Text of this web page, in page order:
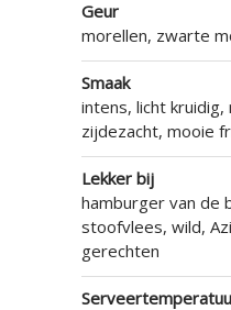
Geur
morellen, zwarte
Smaak
intens, licht
zijdezacht, mooie
Lekker bij
hamburger van de
stoofvlees, wild,
gerechten